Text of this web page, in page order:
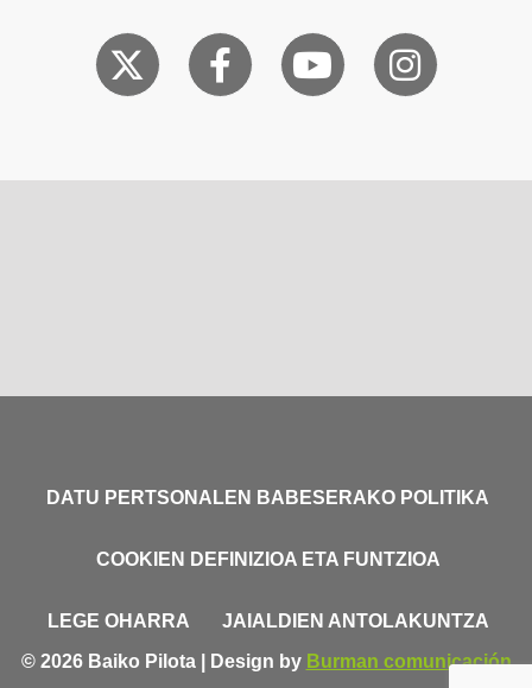
DATU PERTSONALEN BABESERAKO POLITIKA
COOKIEN DEFINIZIOA ETA FUNTZIOA
LEGE OHARRA
JAIALDIEN ANTOLAKUNTZA
© 2026 Baiko Pilota | Design by Burman comunicación